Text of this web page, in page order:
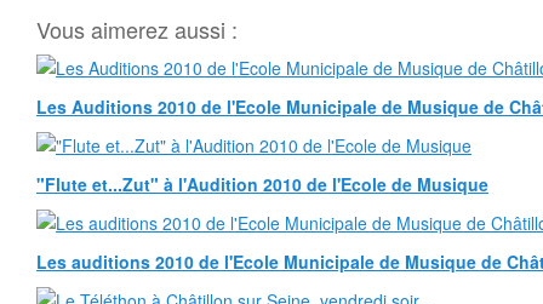
Vous aimerez aussi :
Les Auditions 2010 de l'Ecole Municipale de Musique de
"Flute et...Zut" à l'Audition 2010 de l'Ecole de Musique
Les auditions 2010 de l'Ecole Municipale de Musique de